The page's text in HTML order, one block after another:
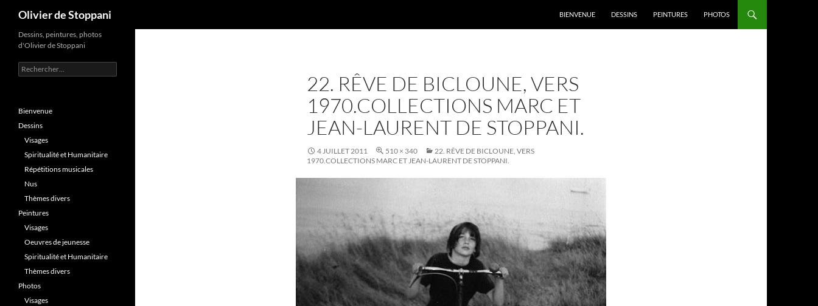
Aller
contenu
Olivier de Stoppani BIENVENUE DESSINS PEINTURES PHOTOS
22. RÊVE DE BICLOUNE, VERS
1970.COLLECTIONS MARC ET
JEAN-LAURENT DE STOPPANI.
4 JUILLET 2011 510 × 340
22. RÊVE DE BICLOUNE, VERS
1970.COLLECTIONS MARC ET JEAN-LAURENT DE STOPPANI.
Dessins, peintures, photos
d'Olivier de Stoppani
Rechercher :
Bienvenue
Dessins
Visages
Spiritualité et Humanitaire
Répétitions musicales
Nus
Thèmes divers
Peintures
Visages
Oeuvres de jeunesse
Spiritualité et Humanitaire
Thèmes divers
Photos
Visages